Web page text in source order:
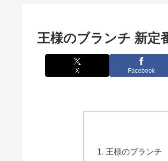
王様のブランチ 新定
X Facebook
王様のブランチ